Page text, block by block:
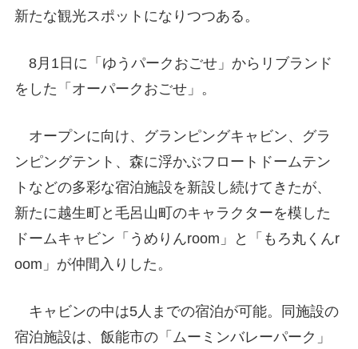
新たな観光スポットになりつつある。
8月1日に「ゆうパークおごせ」からリブランド
をした「オーパークおごせ」。
オープンに向け、グランピングキャビン、グラ
ンピングテント、森に浮かぶフロートドームテン
トなどの多彩な宿泊施設を新設し続けてきたが、
新たに越生町と毛呂山町のキャラクターを模した
ドームキャビン「うめりんroom」と「もろ丸くんr
oom」が仲間入りした。
キャビンの中は5人までの宿泊が可能。同施設の
宿泊施設は、飯能市の「ムーミンバレーパーク」